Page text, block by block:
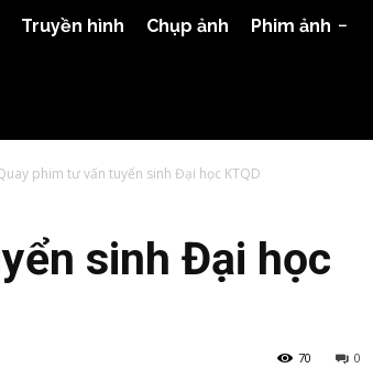
Truyền hình Chụp ảnh Phim ảnh
phim tư vấn tuyển sinh Đại học KTQD
sinh Đại học
0
70